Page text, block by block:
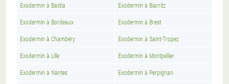
Exodermin à Bastia Exodermin à Biarritz
Exodermin à Bordeaux Exodermin à Brest
Exodermin à Chambéry Exodermin à Saint-Tropez
Exodermin à Lille Exodermin à Montpellier
Exodermin à Nantes Exodermin à Perpignan